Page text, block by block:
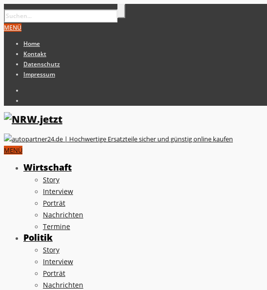
MENÜ
Home
Kontakt
Datenschutz
Impressum
MENÜ
Wirtschaft
Story
Interview
Porträt
Nachrichten
Termine
Politik
Story
Interview
Porträt
Nachrichten